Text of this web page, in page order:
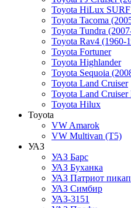
Toyota HiLux
Toyota Tacoma
Toyota Tundra
Toyota Rav4 (1960-
Toyota Fortuner
Toyota Highlander
Toyota Sequoia
Toyota Land Cruiser
Toyota Land Cruiser
Toyota Hilux
Toyota
VW Amarok
VW Multivan (T5)
УАЗ
УАЗ Барс
УАЗ Буханка
УАЗ Патриот пикап
УАЗ Симбир
УАЗ-3151